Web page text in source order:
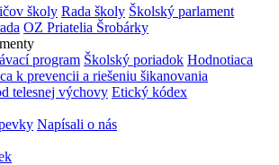
školy Rada školy Školský parlament
OZ Priatelia Šrobárky
program Školský poriadok Hodnotiaca
k prevencii a riešeniu šikanovania
telesnej výchovy Etický kódex
Napísali o nás